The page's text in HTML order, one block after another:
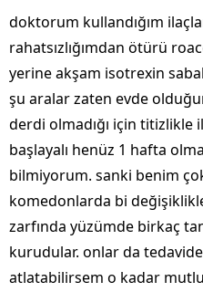
doktorum kullandığım
rahatsızlığımdan ötürü
yerine akşam isotrexin
şu aralar zaten evde
derdi olmadığı için titizlikle
başlayalı henüz 1 hafta
bilmiyorum. sanki benim
komedonlarda bi
zarfında yüzümde birkaç
kurudular. onlar da
atlatabilirsem o kadar